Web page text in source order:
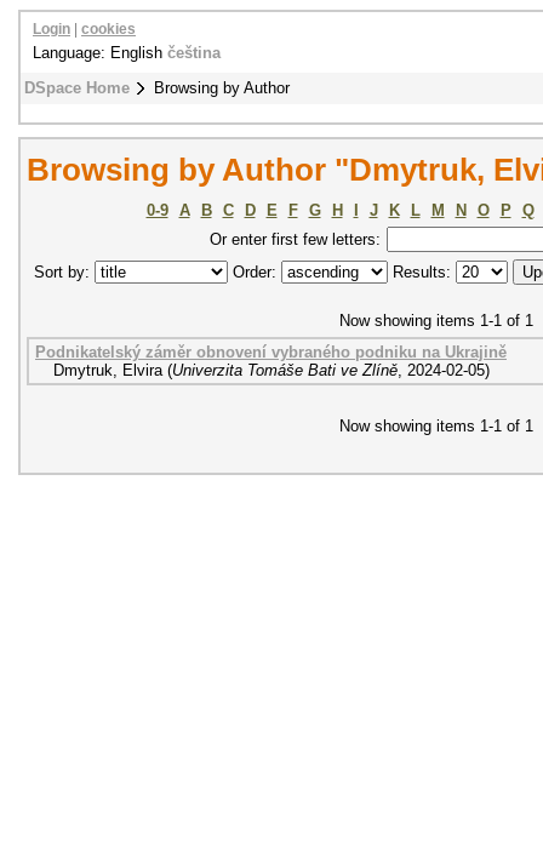
DSpace Home Browsing by Author
Login cookies
Language: English čeština
Browsing by Author "Dmytruk,
0-9 A B C D E F G H J K L M N O P
Q
Or enter first few letters:
Sort by:
Order: Results:
Now showing items 1-1 of 1
Podnikatelský záměr obnovení vybraného podniku na Ukrajině
Dmytruk, Elvira (Univerzita Tomáše Bati ve Zlíně, 2024-02-05)
Now showing items 1-1 of 1